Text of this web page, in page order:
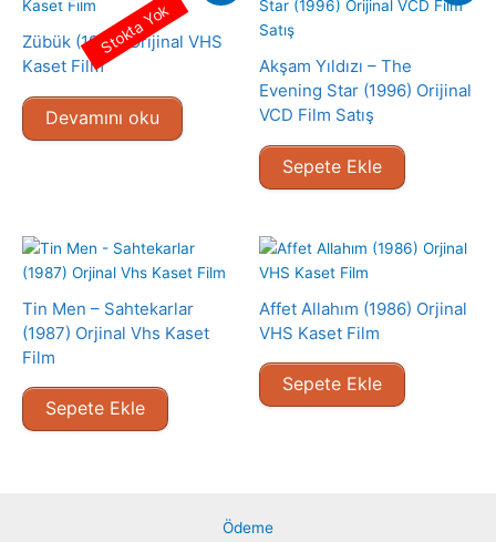
Zübük (1980) Orijinal VHS
Kaset Film
Devamını oku
Stokta Yok
Akşam Yıldızı – The
Evening Star (1996) Orijinal
VCD Film Satış
Sepete Ekle
Tin Men – Sahtekarlar
(1987) Orjinal Vhs Kaset
Film
Sepete Ekle
Affet Allahım (1986) Orjinal
VHS Kaset Film
Sepete Ekle
Ödeme